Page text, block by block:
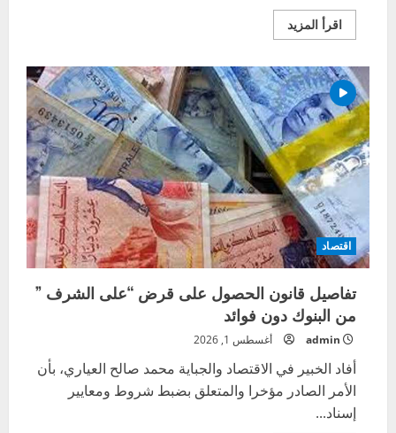
اقرأ المزيد
المزيد
:
وفايات
النساء
في
تونس
مرتفعة
مقارنة
بالرجال
اقتصاد
تفاصيل قانون الحصول على قرض “على الشرف ”
من البنوك دون فوائد
admin أغسطس 1, 2026
أفاد الخبير في الاقتصاد والجباية محمد صالح العياري، بأن
الأمر الصادر مؤخرا والمتعلق بضبط شروط ومعايير
إسناد...